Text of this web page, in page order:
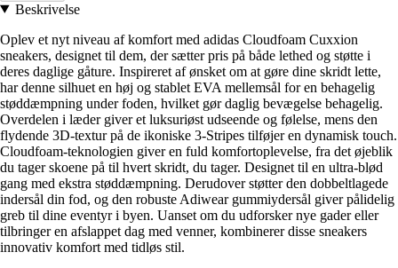
Beskrivelse
Oplev et nyt niveau af komfort med adidas Cloudfoam Cuxxion
sneakers, designet til dem, der sætter pris på både lethed og støtte i
deres daglige gåture. Inspireret af ønsket om at gøre dine skridt lette,
har denne silhuet en høj og stablet EVA mellemsål for en behagelig
støddæmpning under foden, hvilket gør daglig bevægelse behagelig.
Overdelen i læder giver et luksuriøst udseende og følelse, mens den
flydende 3D-textur på de ikoniske 3-Stripes tilføjer en dynamisk touch.
Cloudfoam-teknologien giver en fuld komfortoplevelse, fra det øjeblik
du tager skoene på til hvert skridt, du tager. Designet til en ultra-blød
gang med ekstra støddæmpning. Derudover støtter den dobbeltlagede
indersål din fod, og den robuste Adiwear gummiydersål giver pålidelig
greb til dine eventyr i byen. Uanset om du udforsker nye gader eller
tilbringer en afslappet dag med venner, kombinerer disse sneakers
innovativ komfort med tidløs stil.